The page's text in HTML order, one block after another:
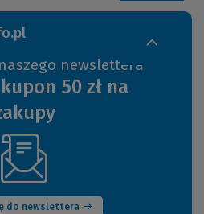
newslettera
50 zł na
do newslettera
(Nowe
okno)